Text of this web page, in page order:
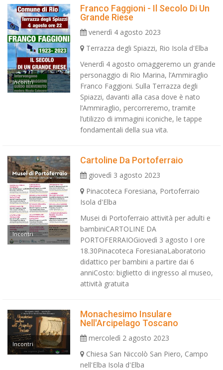
Incontri
Franco Faggioni - Il Secolo Di Un
Grande Riese
venerdì 4 agosto 2023
Terrazza degli Spiazzi, Rio Isola d'Elba
Venerdì 4 agosto omaggeremo un grande
personaggio di Rio Marina, l’Ammiraglio
Franco Faggioni. Sulla Terrazza degli
Spiazzi, davanti alla casa dove è nato
l’Ammiraglio, percorreremo, tramite
l’utilizzo di immagini iconiche, le tappe
fondamentali della sua vita.
Incontri
Cartoline Da Portoferraio
giovedì 3 agosto 2023
Pinacoteca Foresiana, Portoferraio
Isola d'Elba
Musei di Portoferraio attività per adulti e
bambiniCARTOLINE DA
PORTOFERRAIOGiovedì 3 agosto I ore
18.30Pinacoteca ForesianaLaboratorio
didattico per bambini a partire dai 6
anniCosto: biglietto di ingresso al museo,
attività gratuita
Incontri
Monachesimo Insulare
Nell'Arcipelago Toscano
mercoledì 2 agosto 2023
Chiesa San Niccolò San Piero, Campo
nell'Elba Isola d'Elba